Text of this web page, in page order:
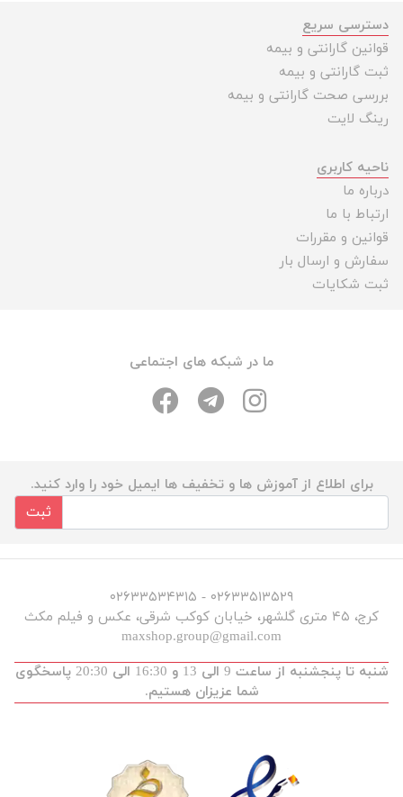
دسترسی سریع
قوانین گارانتی و بیمه
ثبت گارانتی و بیمه
بررسی صحت گارانتی و بیمه
رینگ لایت
ناحیه کاربری
درباره ما
ارتباط با ما
قوانین و مقررات
سفارش و ارسال بار
ثبت شکایات
ما در شبکه های اجتماعی
برای اطلاع از آموزش ها و تخفیف ها ایمیل خود را وارد کنید.
ثبت
۰۲۶۳۳۵۱۳۵۲۹ - ۰۲۶۳۳۵۳۴۳۱۵
کرج، ۴۵ متری گلشهر، خیابان کوکب شرقی، عکس و فیلم مکث
maxshop.group@gmail.com
شنبه تا پنجشنبه از ساعت 9 الی 13 و 16:30 الی 20:30 پاسخگوی
شما عزیزان هستیم.